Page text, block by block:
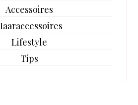
Accessoires
Lifestyle
Tips